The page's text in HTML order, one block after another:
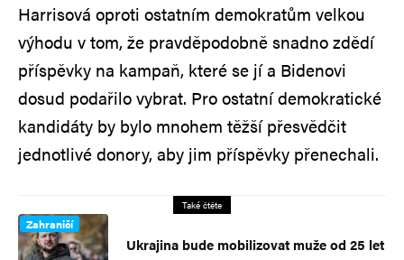
Harrisová oproti ostatním demokratům velkou
výhodu v tom, že pravděpodobně snadno zdědí
příspěvky na kampaň, které se jí a Bidenovi
dosud podařilo vybrat. Pro ostatní demokratické
kandidáty by bylo mnohem těžší přesvědčit
jednotlivé donory, aby jim příspěvky přenechali.
Také čtěte
Zahraničí
Ukrajina bude mobilizovat muže od 25 let